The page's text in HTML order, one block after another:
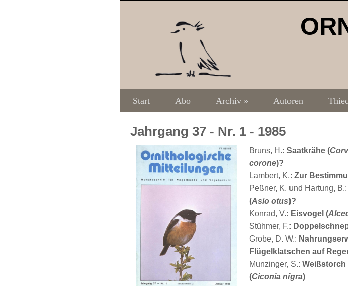
Start Abo Archiv » Autoren
Jahrgang 37 - Nr. 1 - 1985
Bruns, H.: Saatkrähe (
corone)?
Lambert, K.: Zur
Peßner, K. und Hartung, B.:
(Asio otus)?
Konrad, V.: Eisvogel (
Stühmer, F.:
Grobe, D. W.:
Flügelklatschen auf
Munzinger, S.: Weißstorch
(Ciconia nigra)